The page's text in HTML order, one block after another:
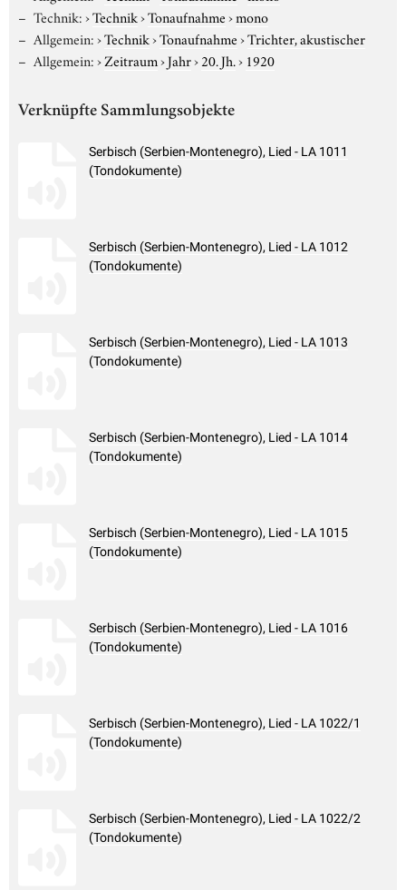
Technik:›Technik›Tonaufnahme›mono
Allgemein:›Technik›Tonaufnahme›Trichter, akustischer
Allgemein:›Zeitraum›Jahr›20. Jh.› 1920
Verknüpfte Sammlungsobjekte
Serbisch (Serbien-Montenegro), Lied - LA 1011
(Tondokumente)
Serbisch (Serbien-Montenegro), Lied - LA 1012
(Tondokumente)
Serbisch (Serbien-Montenegro), Lied - LA 1013
(Tondokumente)
Serbisch (Serbien-Montenegro), Lied - LA 1014
(Tondokumente)
Serbisch (Serbien-Montenegro), Lied - LA 1015
(Tondokumente)
Serbisch (Serbien-Montenegro), Lied - LA 1016
(Tondokumente)
Serbisch (Serbien-Montenegro), Lied - LA 1022/1
(Tondokumente)
Serbisch (Serbien-Montenegro), Lied - LA 1022/2
(Tondokumente)